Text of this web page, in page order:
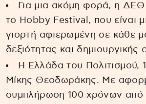
Για μια ακόμη φορά, η ΔΕΘ
το Hobby Festival, που είναι
γιορτή αφιερωμένη σε κάθε
δεξιότητας και δημιουργικής
Η Ελλάδα του Πολιτισμού,
Μίκης Θεοδωράκης. Με
συμπλήρωση 100 χρόνων από